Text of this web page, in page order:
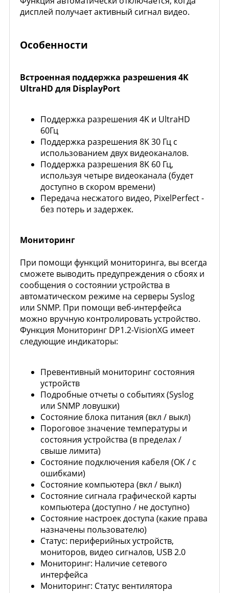
дисплей получает активный сигнал видео.
Особенности
Встроенная поддержка разрешения 4K
UltraHD для DisplayPort
Поддержка разрешения 4K и UltraHD
60Гц
Поддержка разрешения 8K 30 Гц с
использованием двух видеоканалов.
Поддержка разрешения 8K 60 Гц,
используя четыре видеоканала (будет
доступно в скором времени)
Передача несжатого видео, PixelPerfect -
без потерь и задержек.
Мониторинг
При помощи функций мониторинга, вы всегда
сможете выводить предупреждения о сбоях и
сообщения о состоянии устройства в
автоматическом режиме на серверы Syslog
или SNMP. При помощи веб-интерфейса
можно вручную контролировать устройство.
Функция Мониторинг DP1.2-VisionXG имеет
следующие индикаторы:
Превентивный мониторинг состояния
устройств
Подробные отчеты о событиях (Syslog
или SNMP ловушки)
Состояние блока питания (вкл / выкл)
Пороговое значение температуры и
состояния устройства (в пределах /
свыше лимита)
Состояние подключения кабеля (ОК / с
ошибками)
Состояние компьютера (вкл / выкл)
Состояние сигнала графической карты
компьютера (доступно / не доступно)
Состояние настроек доступа (какие права
назначены пользователю)
Статус: периферийных устройств,
мониторов, видео сигналов, USB 2.0
Мониторинг: Наличие сетевого
интерфейса
Мониторинг: Статус вентилятора